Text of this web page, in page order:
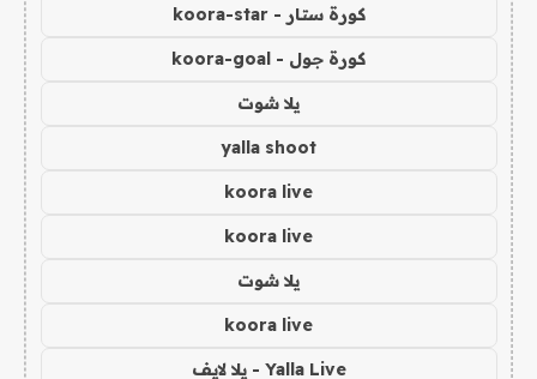
كورة ستار - koora-star
كورة جول - koora-goal
يلا شوت
yalla shoot
koora live
koora live
يلا شوت
koora live
Yalla Live - يلا لايف